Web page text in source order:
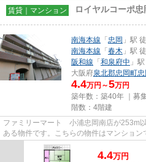
賃貸｜マンション ロイヤルコーポ忠
南海本線 「 忠岡 」駅
南海本線 「 春木 」駅
阪和線 「 和泉府中 」
大阪府泉北郡忠岡町忠
4.4万円～5万円
築年数：築40年 ｜募
階数：4階建
ファミリーマート 小浦忠岡南店が253m
ある物件です。こちらの物件はマンション
「ロイヤルコーポ忠岡」。南海本...
4.4万円